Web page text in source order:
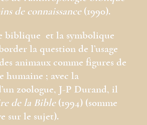
de connaissance(1990).
biblique et la symbolique
la question de l’usage
animaux comme figures de
humaine ; avec la
zoologue, J-P Durand, il
de la Bible(1994) (somme
sur le sujet).